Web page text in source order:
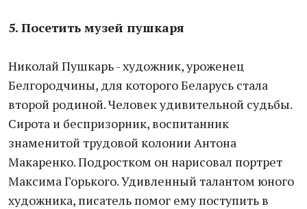
5. Посетить музей пушкаря
Николай Пушкарь - художник, уроженец
Белгородчины, для которого Беларусь стала
второй родиной. Человек удивительной судьбы.
Сирота и беспризорник, воспитанник
знаменитой трудовой колонии Антона
Макаренко. Подростком он нарисовал портрет
Максима Горького. Удивленный талантом юного
художника, писатель помог ему поступить в